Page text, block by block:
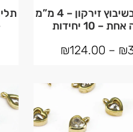
תליון עגול בשיבוץ זירקון – 4 מ”מ
10 יחידות
₪
–
₪124.00